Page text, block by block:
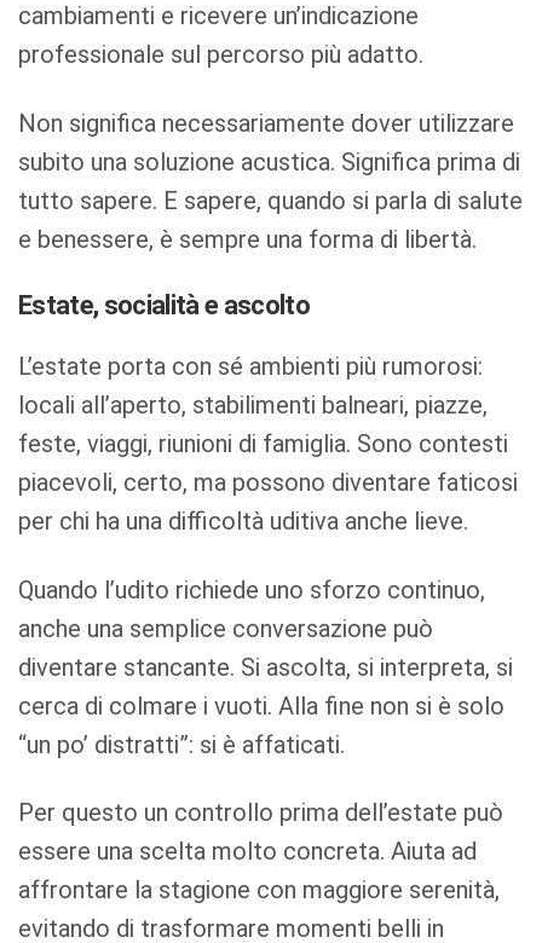
cambiamenti e ricevere un’indicazione
professionale sul percorso più adatto.
Non significa necessariamente dover utilizzare
subito una soluzione acustica. Significa prima di
tutto sapere. E sapere, quando si parla di salute
e benessere, è sempre una forma di libertà.
Estate, socialità e ascolto
L’estate porta con sé ambienti più rumorosi:
locali all’aperto, stabilimenti balneari, piazze,
feste, viaggi, riunioni di famiglia. Sono contesti
piacevoli, certo, ma possono diventare faticosi
per chi ha una difficoltà uditiva anche lieve.
Quando l’udito richiede uno sforzo continuo,
anche una semplice conversazione può
diventare stancante. Si ascolta, si interpreta, si
cerca di colmare i vuoti. Alla fine non si è solo
“un po’ distratti”: si è affaticati.
Per questo un controllo prima dell’estate può
essere una scelta molto concreta. Aiuta ad
affrontare la stagione con maggiore serenità,
evitando di trasformare momenti belli in